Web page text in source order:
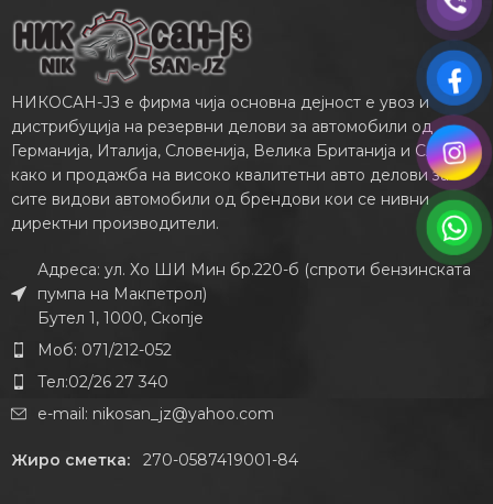
НИКОСАН-ЈЗ е фирма чија основна дејност е увоз и
дистрибуција на резервни делови за автомобили од
Германија, Италија, Словенија, Велика Британија и САД,
како и продажба на високо квалитетни авто делови за
сите видови автомобили од брендови кои се нивни
директни производители.
Адреса: ул. Хо ШИ Мин бр.220-б (спроти бензинската
пумпа на Макпетрол)
Бутел 1, 1000, Скопје
Моб: 071/212-052
Тел:02/26 27 340
e-mail: nikosan_jz@yahoo.com
Жиро сметка:270-0587419001-84